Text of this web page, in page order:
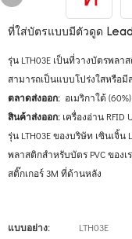
ที่ใส่บัตรแบบมีตัวดูด
รุ่น LTH03E เป็นที่วางบัตรพล
สามารถเป็นแบบโปร่งใสหรือมี
ตลาดส่งออก: อเมริกาใต้
สินค้าส่งออก: เครื่องอ่าน RFID
รุ่น LTH03E ของบริษัท เซินเจิ้น
พลาสติกสำหรับบัตร PVC ของ
สติ๊กเกอร์ 3M ที่ด้านหลัง
แบบอย่าง:
LTH03E